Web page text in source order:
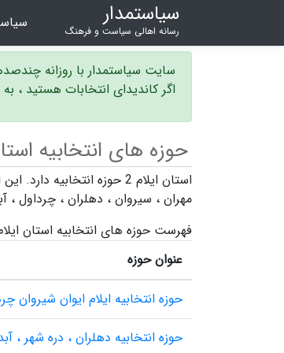
سیاستمدار
رسانه اهالی سیاست و فرهنگ
سایت سیاستمدار با روزانه
اگر کاندیدای انتخابات هستید ،
حوزه های انتخابیه
استان ایلام 2 حوزه انتخابیه دارد. این استان شامل شهرستان های
مهران ، سیروان ، دهلران ، چرداول ،
فهرست حوزه های انتخابیه استان
عنوان حوزه
حوزه انتخابیه ایلام ایوان شیروان
حوزه انتخابیه دهلران ، دره شهر ،